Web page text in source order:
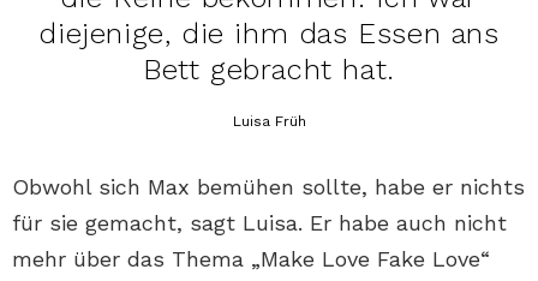
diejenige, die ihm das Essen ans
Bett gebracht hat.
Luisa Früh
Obwohl sich Max bemühen sollte, habe er nichts
für sie gemacht, sagt Luisa. Er habe auch nicht
mehr über das Thema „Make Love Fake Love“